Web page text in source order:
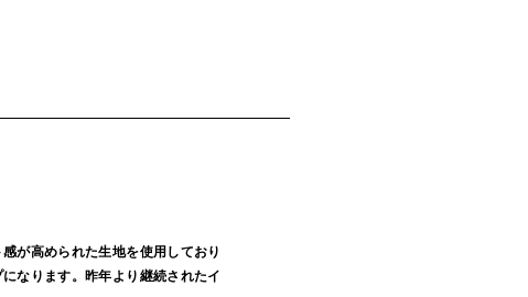
が高められた生地を使用しており
なります。昨年より継続されたイ